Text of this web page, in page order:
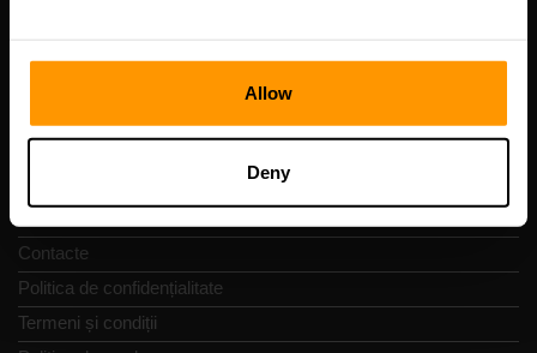
Allow
Deny
Contacte
Politica de confidențialitate
Termeni și condiții